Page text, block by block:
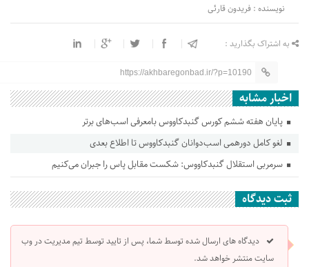
نویسنده : فریدون قارئی
به اشتراک بگذارید :
https://akhbaregonbad.ir/?p=10190
اخبار مشابه
پایان هفته ششم کورس گنبدکاووس بامعرفی اسب‌های برتر
لغو کامل دورهمی اسب‌دوانان گنبدکاووس تا اطلاع بعدی
سرمربی استقلال گنبدکاووس: شکست مقابل پاس را جبران می‌کنیم
ثبت دیدگاه
دیدگاه های ارسال شده توسط شما، پس از تایید توسط تیم مدیریت در وب
سایت منتشر خواهد شد.